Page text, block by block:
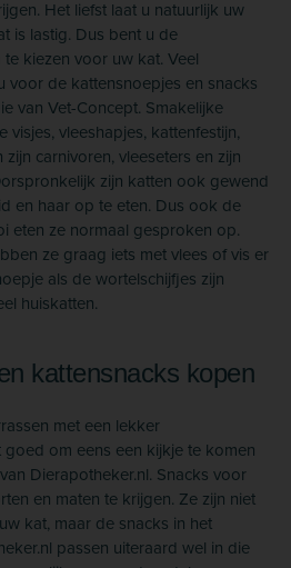
Het liefst laat u natuurlijk uw
is lastig. Dus bent u de
kiezen voor uw kat. Veel
voor de kattensnoepjes en snacks
van Vet-Concept. Smakelijke
vleeshapjes, kattenfestijn,
carnivoren, vleeseters en zijn
zijn katten ook gewend
en haar op te eten. Dus ook de
eten ze normaal gesproken op.
ze graag iets met vlees of vis er
als de wortelschijfjes zijn
huiskatten.
kattensnacks kopen
met een lekker
goed om eens een kijkje te komen
Dierapotheker.nl. Snacks voor
en maten te krijgen. Ze zijn niet
kat, maar de snacks in het
passen uiteraard wel in die